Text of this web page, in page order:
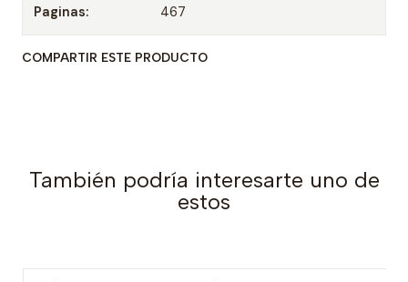
Paginas: 467
COMPARTIR ESTE PRODUCTO
También podría interesarte uno de
estos